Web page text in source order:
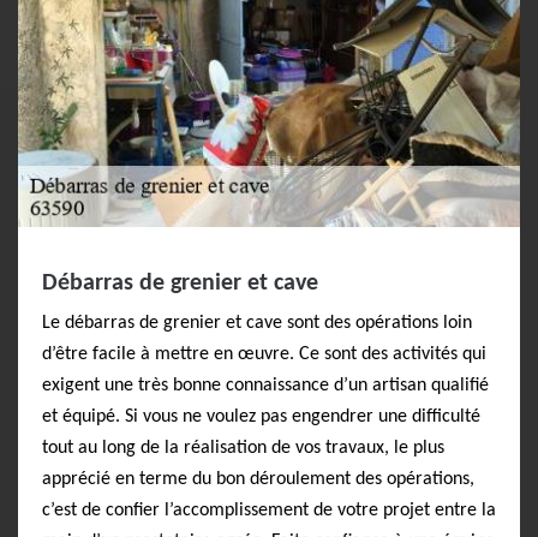
Débarras de grenier et cave
Le débarras de grenier et cave sont des opérations loin
d’être facile à mettre en œuvre. Ce sont des activités qui
exigent une très bonne connaissance d’un artisan qualifié
et équipé. Si vous ne voulez pas engendrer une difficulté
tout au long de la réalisation de vos travaux, le plus
apprécié en terme du bon déroulement des opérations,
c’est de confier l’accomplissement de votre projet entre la